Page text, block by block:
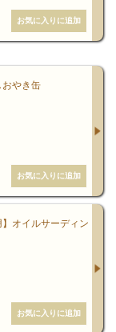
ど変化はない
献立に変化し
をひかねばな
かもしれませ
くる生産者の
いることにも
なかでも圧倒
一つです。に
べ約半分に減
計が成り立た
放したりして
加。一度放置さ
おやき缶
】オイルサーディン